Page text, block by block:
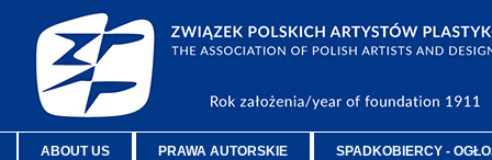
ABOUT US PRAWA AUTORSKIE SPADKOBIERCY -